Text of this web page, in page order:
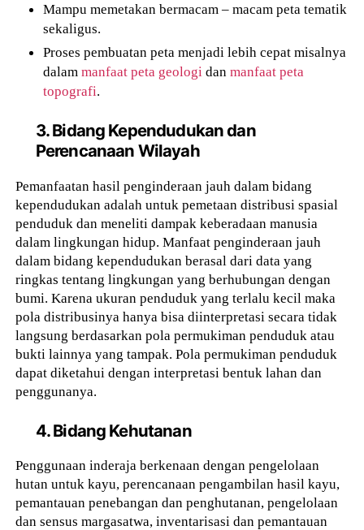
Mampu memetakan bermacam – macam peta tematik
sekaligus.
Proses pembuatan peta menjadi lebih cepat misalnya
dalammanfaat peta geologi dan manfaat peta
topografi.
3. Bidang Kependudukan dan
Perencanaan Wilayah
Pemanfaatan hasil penginderaan jauh dalam bidang
kependudukan adalah untuk pemetaan distribusi spasial
penduduk dan meneliti dampak keberadaan manusia
dalam lingkungan hidup. Manfaat penginderaan jauh
dalam bidang kependudukan berasal dari data yang
ringkas tentang lingkungan yang berhubungan dengan
bumi. Karena ukuran penduduk yang terlalu kecil maka
pola distribusinya hanya bisa diinterpretasi secara tidak
langsung berdasarkan pola permukiman penduduk atau
bukti lainnya yang tampak. Pola permukiman penduduk
dapat diketahui dengan interpretasi bentuk lahan dan
penggunanya.
4. Bidang Kehutanan
Penggunaan inderaja berkenaan dengan pengelolaan
hutan untuk kayu, perencanaan pengambilan hasil kayu,
pemantauan penebangan dan penghutanan, pengelolaan
dan sensus margasatwa, inventarisasi dan pemantauan